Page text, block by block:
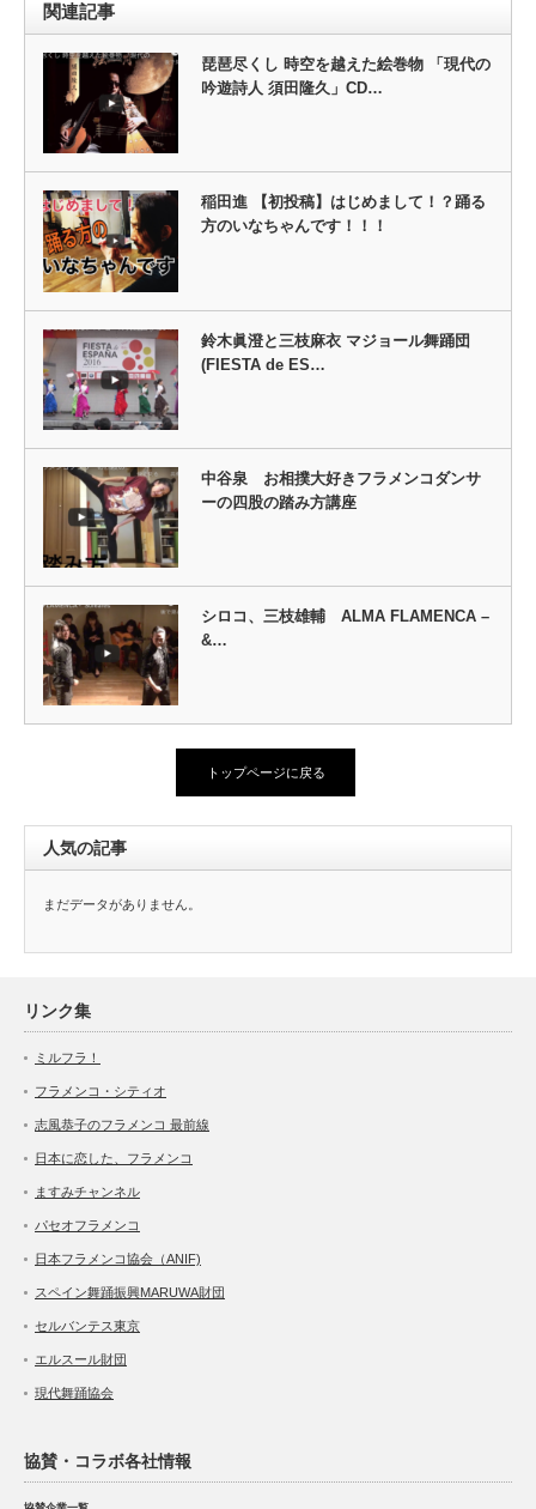
関連記事
琵琶尽くし 時空を越えた絵巻物 「現代の
吟遊詩人 須田隆久」CD…
稲田進 【初投稿】はじめまして！？踊る
方のいなちゃんです！！！
鈴木眞澄と三枝麻衣 マジョール舞踊団
(FIESTA de ES…
中谷泉 お相撲大好きフラメンコダンサ
ーの四股の踏み方講座
シロコ、三枝雄輔 ALMA FLAMENCA –
&…
トップページに戻る
人気の記事
まだデータがありません。
リンク集
ミルフラ！
フラメンコ・シティオ
志風恭子のフラメンコ 最前線
日本に恋した、フラメンコ
ますみチャンネル
パセオフラメンコ
日本フラメンコ協会（ANIF)
スペイン舞踊振興MARUWA財団
セルバンテス東京
エルスール財団
現代舞踊協会
協賛・コラボ各社情報